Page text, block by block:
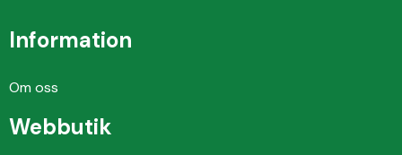
Information
Om oss
Webbutik